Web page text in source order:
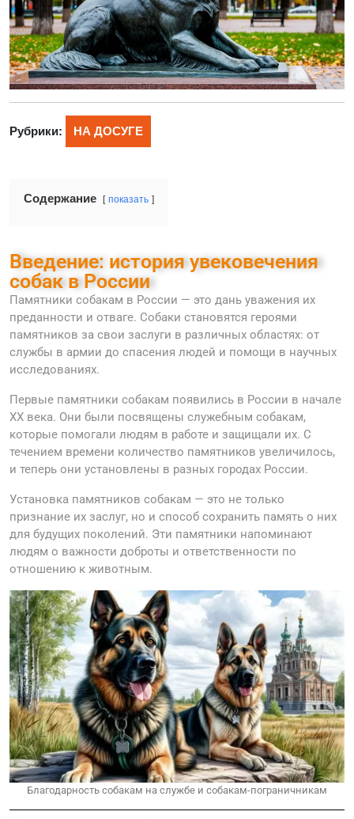
Рубрики: НА ДОСУГЕ
Содержание показать
Введение: история увековечения
собак в России
Памятники собакам в России — это дань уважения их
преданности и отваге. Собаки становятся героями
памятников за свои заслуги в различных областях: от
службы в армии до спасения людей и помощи в научных
исследованиях.
Первые памятники собакам появились в России в начале
XX века. Они были посвящены служебным собакам,
которые помогали людям в работе и защищали их. С
течением времени количество памятников увеличилось,
и теперь они установлены в разных городах России.
Установка памятников собакам — это не только
признание их заслуг, но и способ сохранить память о них
для будущих поколений. Эти памятники напоминают
людям о важности доброты и ответственности по
отношению к животным.
Благодарность собакам на службе и собакам-пограничникам